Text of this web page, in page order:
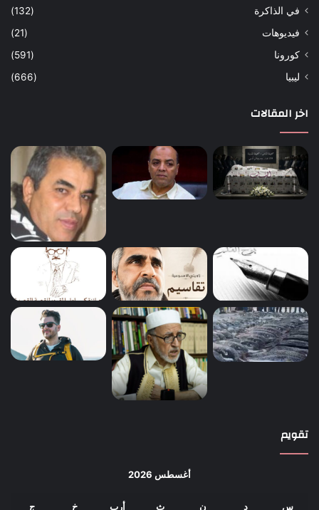
في الذاكرة
(132)
فيديوهات
(21)
كورونا
(591)
ليبيا
(666)
اخر المقالات
تقويم
أغسطس 2026
س د ن ث أرب خ ج